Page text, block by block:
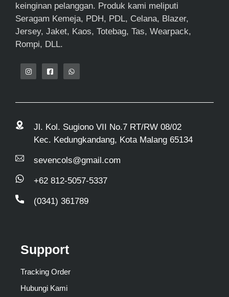
keinginan pelanggan. Produk kami meliputi
Seragam Kemeja, PDH, PDL, Celana, Blazer,
Jersey, Jaket, Kaos, Totebag, Tas, Wearpack,
Rompi, DLL.
Jl. Kol. Sugiono VII No.7 RT/RW 08/02
Kec. Kedungkandang, Kota Malang 65134
sevencols@gmail.com
+62 812-5057-5337
(0341) 361789
Support
Tracking Order
Hubungi Kami